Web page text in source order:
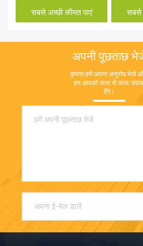
सबसे अच्छी कीमत पाएं सबसे
अपनी पूछताछ
कृपया हमें अपना अनुरोध भेजें
हम आपको जल्द से जल्द जवाब
देंगे।